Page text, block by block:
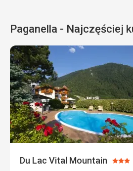
Paganella - Najczęściej
Du Lac Vital Mountain